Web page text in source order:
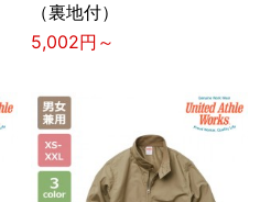
（裏地付）
5,002円～